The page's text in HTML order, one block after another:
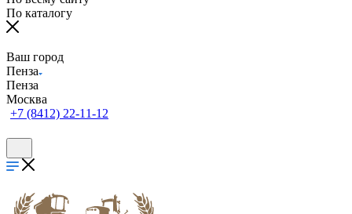
По каталогу
Ваш город
Пенза
Пенза
Москва
+7 (8412) 22-11-12